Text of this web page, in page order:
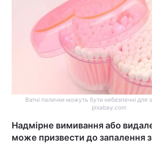
Ватні палички можуть бути небезпечні для
pixabay.com
Надмірне вимивання або
може призвести до запалення